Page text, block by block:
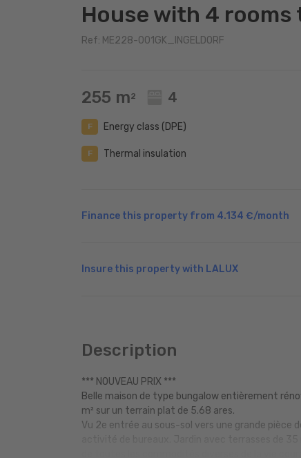
House with 4
Ref: ME228-001GK_INGELDORF
255 m2 4
F Energy class (DPE)
F Thermal insulation
Finance this property from 4.134 €/month
Insure this property with LALUX
Description
*** NOUVEAU PRIX ***
Belle maison de type bungalow entièrement
m² sur un terrain plat de 5.68 ares.
Vu 2e entrée au sous-sol vers une grande pièce